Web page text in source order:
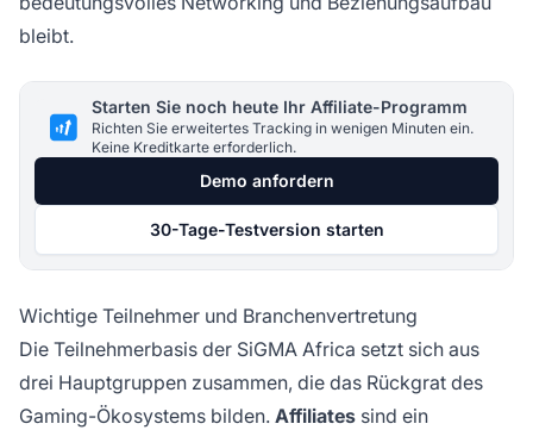
bleibt.
Starten Sie noch heute Ihr Affiliate-Programm
Richten Sie erweitertes Tracking in wenigen Minuten ein.
Keine Kreditkarte erforderlich.
Demo anfordern
30-Tage-Testversion starten
Wichtige Teilnehmer und Branchenvertretung
Die Teilnehmerbasis der SiGMA Africa setzt sich aus
drei Hauptgruppen zusammen, die das Rückgrat des
Gaming-Ökosystems bilden. Affiliates sind ein